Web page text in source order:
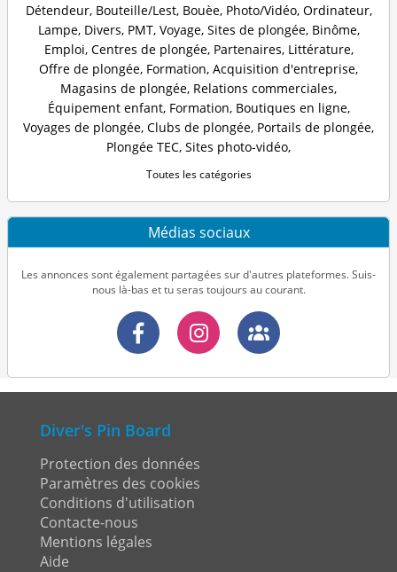
Détendeur, Bouteille/Lest, Bouèe, Photo/Vidéo, Ordinateur,
Lampe, Divers, PMT, Voyage, Sites de plongée, Binôme,
Emploi, Centres de plongée, Partenaires, Littérature,
Offre de plongée, Formation, Acquisition d'entreprise,
Magasins de plongée, Relations commerciales,
Équipement enfant, Formation, Boutiques en ligne,
Voyages de plongée, Clubs de plongée, Portails de plongée,
Plongée TEC, Sites photo-vidéo,
Toutes les catégories
Médias sociaux
Les annonces sont également partagées sur d'autres plateformes. Suis-
nous là-bas et tu seras toujours au courant.
Diver's Pin Board
Protection des données
Paramètres des cookies
Conditions d'utilisation
Contacte-nous
Mentions légales
Aide